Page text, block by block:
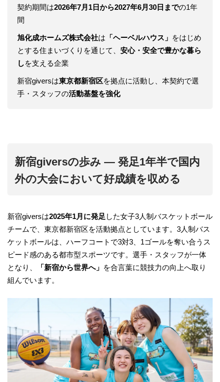
契約期間は2026年7月1日から2027年6月30日までの1年
間
旭化成ホームズ株式会社は 「ヘーベルハウス」 をはじめ
とする住まいづくりを通じて、 安心・安全で豊かな暮ら
しを支える企業
新宿giversは東京都新宿区を拠点に活動し、本契約で選
手・スタッフの活動基盤を強化
新宿giversの歩み ― 発足1年半で国内
外の大会において好成績を収める
新宿giversは2025年1月に発足 した女子3人制バスケットボール
チームで、東京都新宿区を活動拠点としています。3人制バス
ケットボールは、ハーフコートで3対3、1ゴールを奪い合うス
ピード感のある都市型スポーツです。選手・スタッフが一体
となり、
「新宿から世界へ」 を合言葉に競技力の向上へ取り
組んでいます。